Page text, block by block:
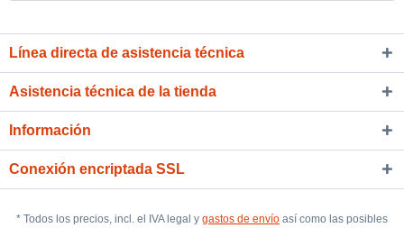
Línea directa de asistencia técnica
Asistencia técnica de la tienda
Información
Conexión encriptada SSL
* Todos los precios, incl. el IVA legal y gastos de envío así como las posibles